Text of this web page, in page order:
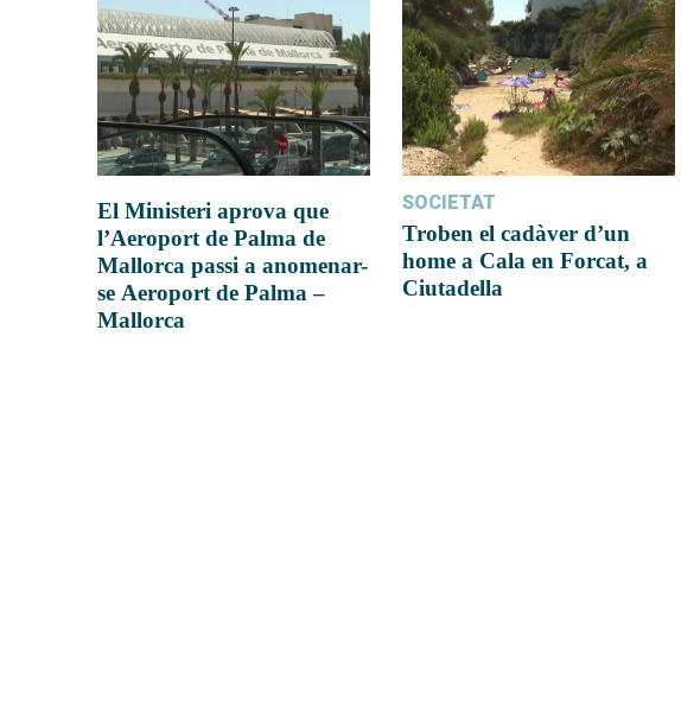
El Ministeri aprova que
l’Aeroport de Palma de
Mallorca passi a anomenar-
se Aeroport de Palma –
Mallorca
SOCIETAT
Troben el cadàver d’un
home a Cala en Forcat, a
Ciutadella